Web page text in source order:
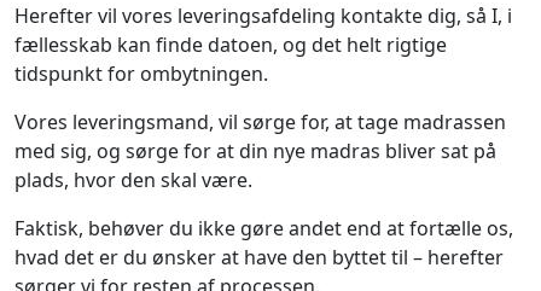
Herefter vil vores leveringsafdeling kontakte dig, så I, i
fællesskab kan finde datoen, og det helt rigtige
tidspunkt for ombytningen.
Vores leveringsmand, vil sørge for, at tage madrassen
med sig, og sørge for at din nye madras bliver sat på
plads, hvor den skal være.
Faktisk, behøver du ikke gøre andet end at fortælle os,
hvad det er du ønsker at have den byttet til – herefter